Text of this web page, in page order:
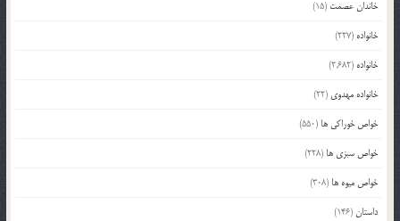
خاندان عصمت (15)
خانواده (227)
خانواده (2,682)
خانواده مهدوی (22)
خواص خوراکی ها (550)
خواص سبزی ها (228)
خواص میوه ها (308)
داستان(146)